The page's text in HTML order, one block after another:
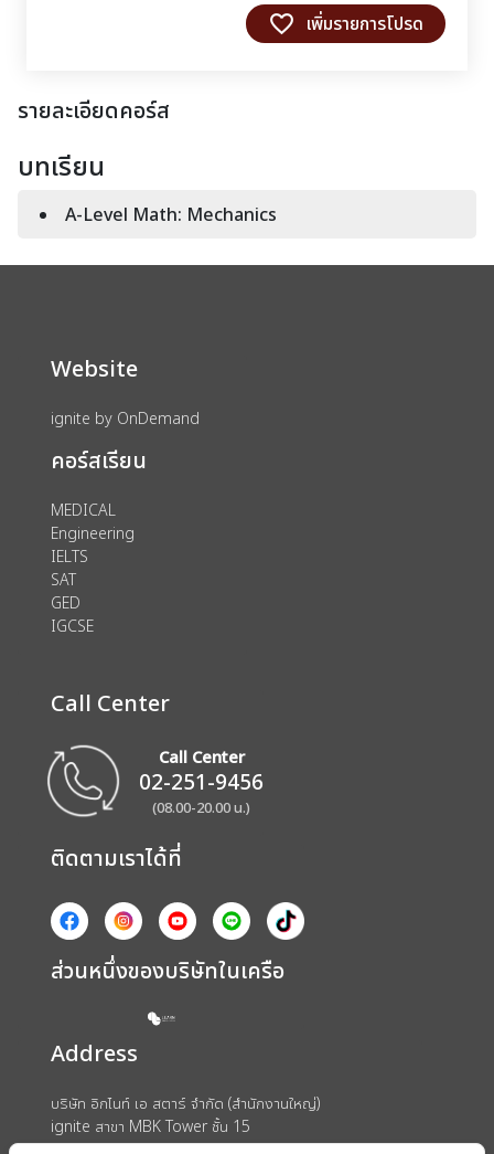
favorite_border เพิ่มรายการโปรด
รายละเอียดคอร์ส
บทเรียน
A-Level Math: Mechanics
Website
ignite by OnDemand
คอร์สเรียน
MEDICAL
Engineering
IELTS
SAT
GED
IGCSE
Call Center
Call Center
02-251-9456
(08.00-20.00 น.)
ติดตามเราได้ที่
ส่วนหนึ่งของบริษัทในเครือ
Address
บริษัท อิกไนท์ เอ สตาร์ จำกัด (สำนักงานใหญ่)
ignite สาขา MBK Tower ชั้น 15
ถนนพญาไท แขวงวังใหม่ เขตปทุมวัน กรุงเทพมหานคร 10330